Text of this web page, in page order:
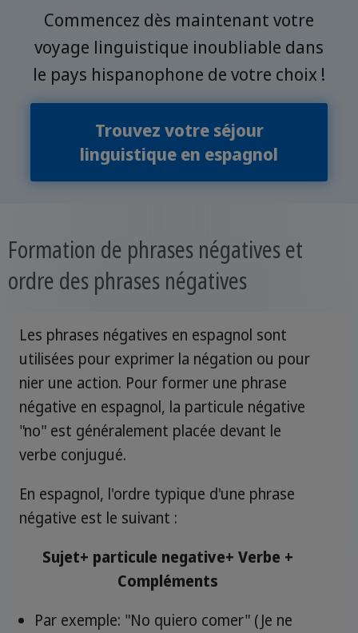
Commencez dès maintenant votre
voyage linguistique inoubliable dans
le pays hispanophone de votre choix !
Trouvez votre séjour
linguistique en espagnol
Formation de phrases négatives et
ordre des phrases négatives
Les phrases négatives en espagnol sont
utilisées pour exprimer la négation ou pour
nier une action. Pour former une phrase
négative en espagnol, la particule négative
"no" est généralement placée devant le
verbe conjugué.
En espagnol, l'ordre typique d'une phrase
négative est le suivant :
Sujet+ particule negative+ Verbe +
Compléments
Par exemple: "No quiero comer" (Je ne